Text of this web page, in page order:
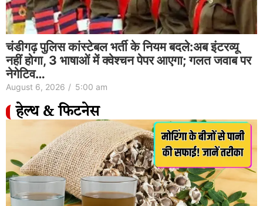
चंडीगढ़ पुलिस कांस्टेबल भर्ती के नियम बदले:अब इंटरव्यू
नहीं होगा, 3 भाषाओं में क्वेश्चन पेपर आएगा; गलत जवाब पर
नेगेटिव…
August 6, 2026 / 5:00 am
हेल्थ & फिटनेस